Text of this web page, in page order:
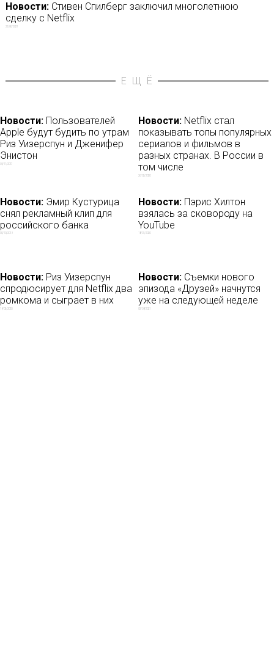
Новости:Стивен Спилберг заключил многолетнюю
сделку с Netflix
22/06/2021
ЕЩЁ
Новости: Пользователей
Apple будут будить по утрам
Риз Уизерспун и Дженифер
Энистон
09/11/2017
Новости: Netflix стал
показывать топы популярных
сериалов и фильмов в
разных странах. В России в
том числе
26/02/2020
Новости: Эмир Кустурица
снял рекламный клип для
российского банка
30/10/2019
Новости: Пэрис Хилтон
взялась за сковороду на
YouTube
18/01/2020
Новости: Риз Уизерспун
спродюсирует для Netflix два
ромкома и сыграет в них
14/05/2020
Новости: Съемки нового
эпизода «Друзей» начнутся
уже на следующей неделе
03/04/2021